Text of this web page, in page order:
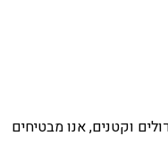
וקטנים, אנו מבטיחים